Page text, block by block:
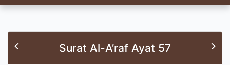
Surat Al-A’raf Ayat 57